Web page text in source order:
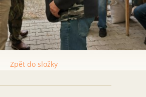
Zpět do složky